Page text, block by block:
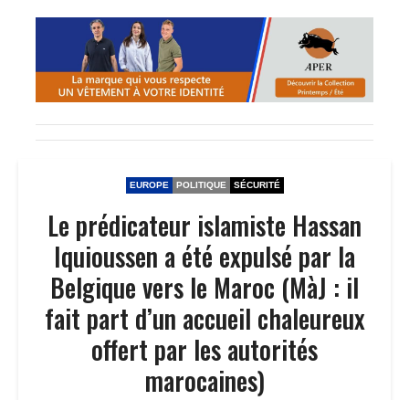
EUROPE POLITIQUE SÉCURITÉ
Le prédicateur islamiste Hassan
Iquioussen a été expulsé par la
Belgique vers le Maroc (MàJ : il
fait part d’un accueil chaleureux
offert par les autorités
marocaines)